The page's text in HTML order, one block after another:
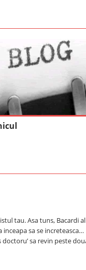
tau. Asa tuns, Bacardi al
sa se increteasca…
sa revin peste